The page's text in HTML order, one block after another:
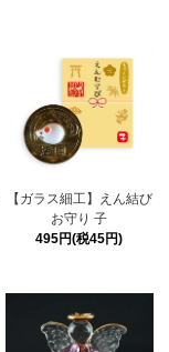
【ガラス細工】えん結び
お守り 子
495円(税45円)